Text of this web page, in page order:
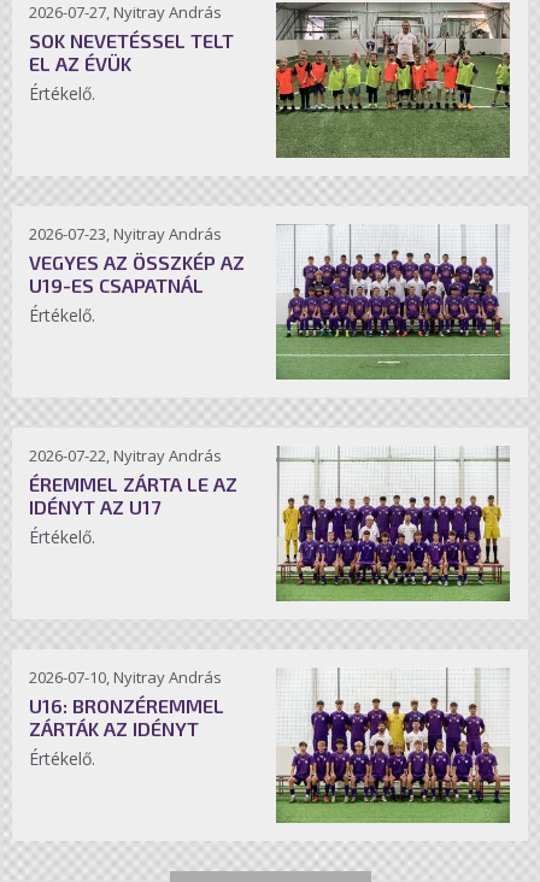
2026-07-27, Nyitray András
SOK NEVETÉSSEL TELT
EL AZ ÉVÜK
Értékelő.
2026-07-23, Nyitray András
VEGYES AZ ÖSSZKÉP AZ
U19-ES CSAPATNÁL
Értékelő.
2026-07-22, Nyitray András
ÉREMMEL ZÁRTA LE AZ
IDÉNYT AZ U17
Értékelő.
2026-07-10, Nyitray András
U16: BRONZÉREMMEL
ZÁRTÁK AZ IDÉNYT
Értékelő.